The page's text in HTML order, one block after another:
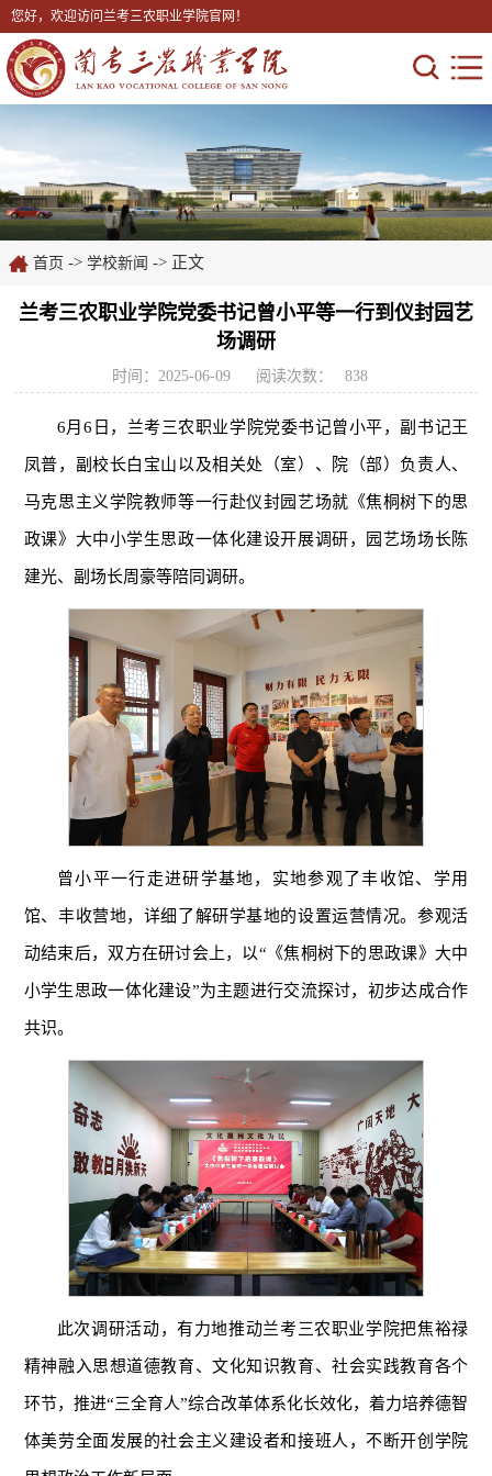
您好，欢迎访问兰考三农职业学院官网！
首页 -> 学校新闻 -> 正文
兰考三农职业学院党委书记曾小平等一行到仪封园艺
场调研
时间：2025-06-09 阅读次数： 838
6月6日，兰考三农职业学院党委书记曾小平，副书记王
凤普，副校长白宝山以及相关处（室）、院（部）负责人、
马克思主义学院教师等一行赴仪封园艺场就《焦桐树下的思
政课》大中小学生思政一体化建设开展调研，园艺场场长陈
建光、副场长周豪等陪同调研。
曾小平一行走进研学基地，实地参观了丰收馆、学用
馆、丰收营地，详细了解研学基地的设置运营情况。参观活
动结束后，双方在研讨会上，以“《焦桐树下的思政课》大中
小学生思政一体化建设”为主题进行交流探讨，初步达成合作
共识。
此次调研活动，有力地推动兰考三农职业学院把焦裕禄
精神融入思想道德教育、文化知识教育、社会实践教育各个
环节，推进“三全育人”综合改革体系化长效化，着力培养德智
体美劳全面发展的社会主义建设者和接班人，不断开创学院